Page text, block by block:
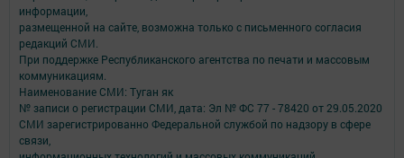
информации,
размещенной на сайте, возможна только с письменного согласия
редакций СМИ.
При поддержке Республиканского агентства по печати и массовым
коммуникациям.
Наименование СМИ: Туган як
№ записи о регистрации СМИ, дата: Эл № ФС 77 - 78420 от 29.05.2020
СМИ зарегистрированно Федеральной службой по надзору в сфере
связи,